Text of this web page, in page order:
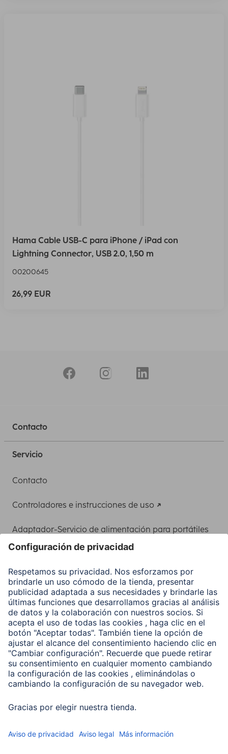
Hama Cable USB-C para iPhone / iPad con
Lightning Connector, USB 2.0, 1,50 m
00200645
26,99 EUR
Contacto
Servicio
Contacto
Controladores e instrucciones de uso
Adaptador-Servicio de alimentación para portátiles
Clientes online
Conviértete en distribuidor
Compañía
Historia de la empresa
Hama en todo el Mundo
Sostenibilidad
Business-Portal